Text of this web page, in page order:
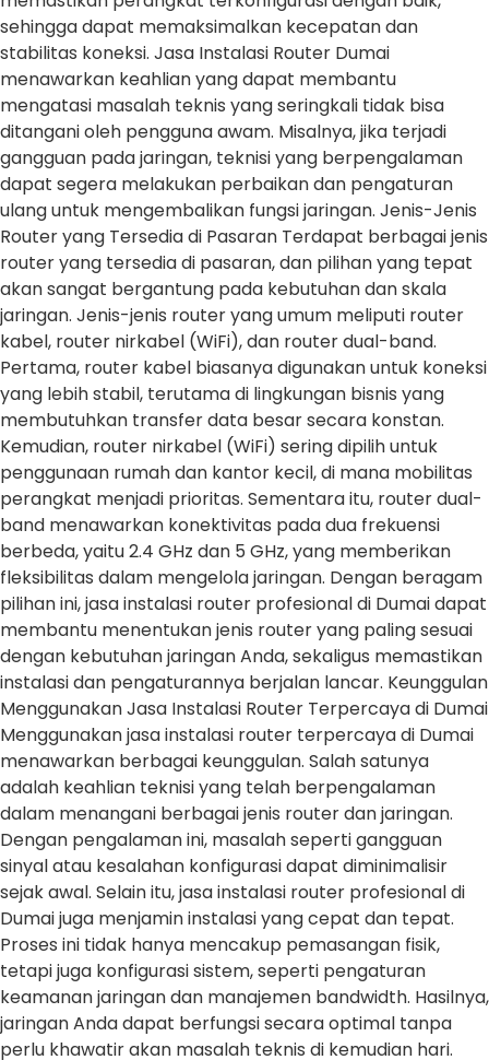
sehingga dapat memaksimalkan kecepatan dan
stabilitas koneksi. Jasa Instalasi Router Dumai
menawarkan keahlian yang dapat membantu
mengatasi masalah teknis yang seringkali tidak bisa
ditangani oleh pengguna awam. Misalnya, jika terjadi
gangguan pada jaringan, teknisi yang berpengalaman
dapat segera melakukan perbaikan dan pengaturan
ulang untuk mengembalikan fungsi jaringan. Jenis-Jenis
Router yang Tersedia di Pasaran Terdapat berbagai jenis
router yang tersedia di pasaran, dan pilihan yang tepat
akan sangat bergantung pada kebutuhan dan skala
jaringan. Jenis-jenis router yang umum meliputi router
kabel, router nirkabel (WiFi), dan router dual-band.
Pertama, router kabel biasanya digunakan untuk koneksi
yang lebih stabil, terutama di lingkungan bisnis yang
membutuhkan transfer data besar secara konstan.
Kemudian, router nirkabel (WiFi) sering dipilih untuk
penggunaan rumah dan kantor kecil, di mana mobilitas
perangkat menjadi prioritas. Sementara itu, router dual-
band menawarkan konektivitas pada dua frekuensi
berbeda, yaitu 2.4 GHz dan 5 GHz, yang memberikan
fleksibilitas dalam mengelola jaringan. Dengan beragam
pilihan ini, jasa instalasi router profesional di Dumai dapat
membantu menentukan jenis router yang paling sesuai
dengan kebutuhan jaringan Anda, sekaligus memastikan
instalasi dan pengaturannya berjalan lancar. Keunggulan
Menggunakan Jasa Instalasi Router Terpercaya di Dumai
Menggunakan jasa instalasi router terpercaya di Dumai
menawarkan berbagai keunggulan. Salah satunya
adalah keahlian teknisi yang telah berpengalaman
dalam menangani berbagai jenis router dan jaringan.
Dengan pengalaman ini, masalah seperti gangguan
sinyal atau kesalahan konfigurasi dapat diminimalisir
sejak awal. Selain itu, jasa instalasi router profesional di
Dumai juga menjamin instalasi yang cepat dan tepat.
Proses ini tidak hanya mencakup pemasangan fisik,
tetapi juga konfigurasi sistem, seperti pengaturan
keamanan jaringan dan manajemen bandwidth. Hasilnya,
jaringan Anda dapat berfungsi secara optimal tanpa
perlu khawatir akan masalah teknis di kemudian hari.